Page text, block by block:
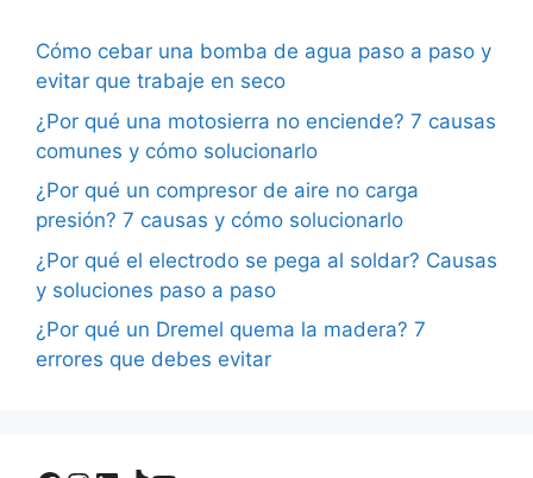
Cómo cebar una bomba de agua paso a paso y
evitar que trabaje en seco
¿Por qué una motosierra no enciende? 7 causas
comunes y cómo solucionarlo
¿Por qué un compresor de aire no carga
presión? 7 causas y cómo solucionarlo
¿Por qué el electrodo se pega al soldar? Causas
y soluciones paso a paso
¿Por qué un Dremel quema la madera? 7
errores que debes evitar